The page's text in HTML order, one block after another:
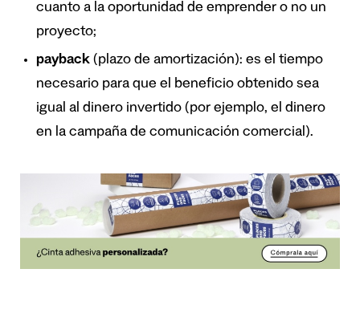
cuanto a la oportunidad de emprender o no un
proyecto;
payback (plazo de amortización): es el tiempo
necesario para que el beneficio obtenido sea
igual al dinero invertido (por ejemplo, el dinero
en la campaña de comunicación comercial).